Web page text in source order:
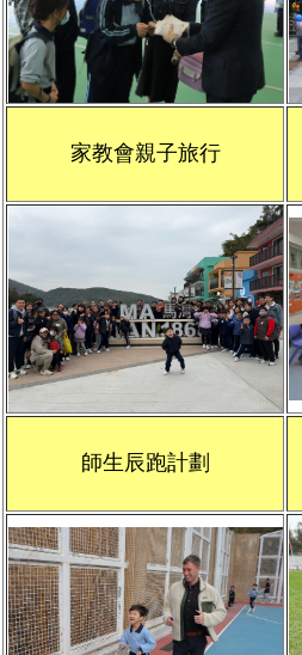
家教會親子旅行
師生辰跑計劃